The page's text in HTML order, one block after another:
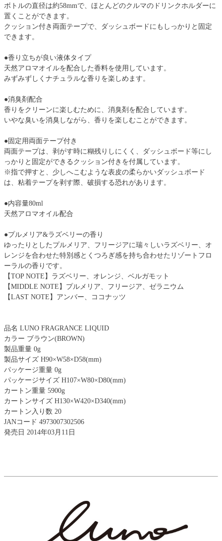
ボトルの直径は約58mmで、ほとんどのクルマのドリンクホルダーに
置くことができます。
クッション付き両面テープで、ダッシュボードにもしっかりと固定
できます。
●香り立ちが良い液体タイプ
天然アロマオイルを配合した香料を使用しています。
みずみずしくナチュラルな香りを楽しめます。
●消臭剤配合
香りをクリーンに楽しむために、消臭剤を配合しています。
いやな臭いを消臭しながら、香りを楽しむことができます。
●固定用両面テープ付き
両面テープは、剥がす時に糊残りしにくく、ダッシュボード等にし
っかりと固定ができるクッション付きを付属しています。
※指で押すと、少しへこむような表皮の柔らかいダッシュボード
は、粘着テープを剥す際、破損する恐れがあります。
●内容量80ml
天然アロマオイル配合
●プルメリア&ラズベリーの香り
ゆったりとしたプルメリア、フリージアに瑞々しいラズベリー、オ
レンジを合わせた特別感とくつろぎ感を持ち合わせたリゾートフロ
ーラルの香りです。
【TOP NOTE】ラズベリー、オレンジ、ベルガモット
【MIDDLE NOTE】プルメリア、フリージア、ゼラニウム
【LAST NOTE】アンバー、ココナッツ
品名 LUNO FRAGRANCE LIQUID
カラー ブラウン(BROWN)
製品重量 0g
製品サイズ H90×W58×D58(mm)
パッケージ重量 0g
パッケージサイズ H107×W80×D80(mm)
カートン重量 5900g
カートンサイズ H130×W420×D340(mm)
カートン入り数 20
JANコード 4973007302506
発売日 2014年03月11日